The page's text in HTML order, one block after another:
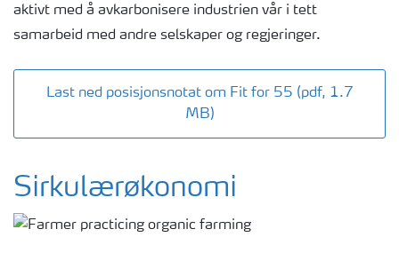
aktivt med å avkarbonisere industrien vår i tett
samarbeid med andre selskaper og regjeringer.
Last ned posisjonsnotat om Fit for 55 (pdf, 1.7
MB)
Sirkulærøkonomi